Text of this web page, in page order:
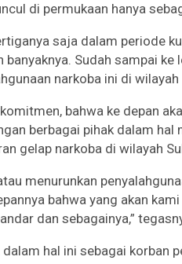
di permukaan hanya
saja dalam periode
Sudah sampai
narkoba ini di wilayah
bahwa ke depan
berbagai pihak dalam hal
gelap narkoba di wilayah
menurunkan
bahwa yang akan
dan sebagainya,”
hal ini sebagai korban